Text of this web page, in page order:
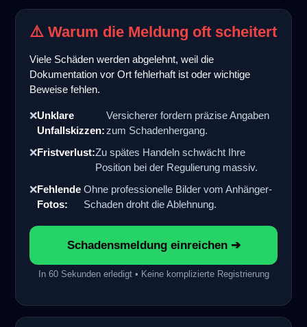
⚠️ Warum die Meldung oft scheitert
Viele Schäden werden abgelehnt, weil die
Dokumentation vor Ort fehlerhaft ist oder wichtige
Beweise fehlen.
❌Unklare
Unfallskizzen:
Versicherer fordern präzise Angaben
zum Schadenhergang.
❌Fristverlust:Zu spätes Handeln schwächt Ihre
Position bei der Regulierung massiv.
❌Fehlende
Fotos:
Ohne professionelle Bilder vom Anhänger-
Schaden droht die Ablehnung.
Schadensmeldung einreichen ➔
In 60 Sekunden erledigt • Keine komplizierte Registrierung